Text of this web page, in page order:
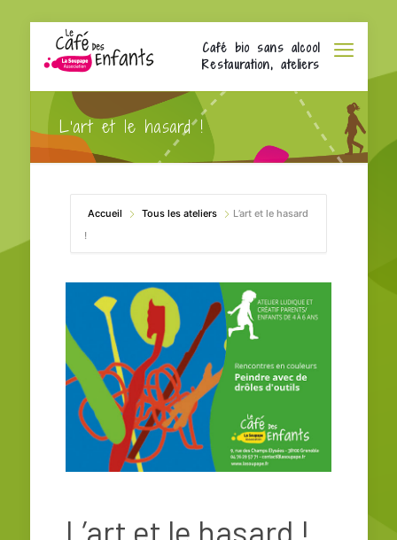
Café bio sans alcool
Restauration, ateliers
L’art et le hasard !
Accueil Tous les ateliers
L’art et le hasard
!
L’art et le hasard !